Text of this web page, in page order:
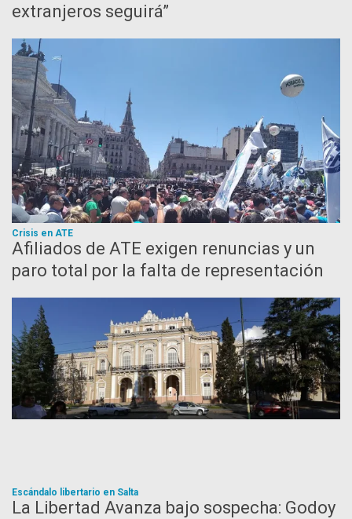
extranjeros seguirá”
Crisis en ATE
Afiliados de ATE exigen renuncias y un
paro total por la falta de representación
Escándalo libertario en Salta
La Libertad Avanza bajo sospecha: Godoy